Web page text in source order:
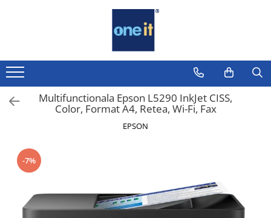
Laptop, Tablete & Telefoane
Laptop / Notebook
Notebook Consumer
Componente Laptop
Tablete & accesorii
Telefoane & accesorii
Multifunctionala Epson L5290 InkJet CISS,
Color, Format A4, Retea, Wi-Fi, Fax
EPSON
-7%